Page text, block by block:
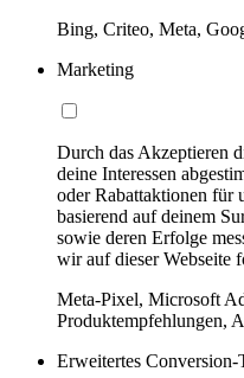
Bing, Criteo, Meta,
Marketing
Durch das Akzeptieren
deine Interessen
oder Rabattaktionen für
basierend auf deinem
sowie deren Erfolge
wir auf dieser Webseite
Meta-Pixel, Microsoft
Produktempfehlungen,
Erweitertes Conversion-